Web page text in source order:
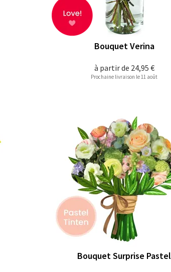
à partir de 24,95 €
Bouquet Verina
Prochaine livraison le 11 août
Bouquet Surprise Pastel